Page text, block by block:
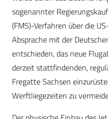
sogenannter
(FMS)-Verfahren über die
Absprache mit der
entschieden, das neue
derzeit stattfindenden,
Fregatte Sachsen
Werftliegezeiten zu